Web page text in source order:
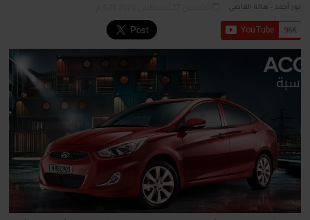
نور أحمد - هالة القاضي